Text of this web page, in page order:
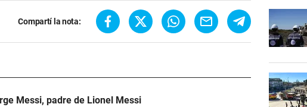
Compartí la nota:
Messi, padre de Lionel Messi